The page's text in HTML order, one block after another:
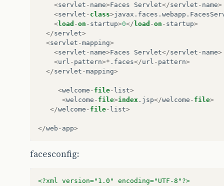
<servlet - name>Faces Servlet</servlet - name>
<servlet - class>javax . faces . webapp .
<load -on - startup>0</ load -on - startup>
</servlet>
<servlet -mapping>
<servlet - name>Faces Servlet</servlet - name>
<url - pattern>* . faces</url - pattern>
</servlet -mapping>
<welcome - file- list>
<welcome - file>index . jsp</welcome - file>
</welcome - file- list>
</web - app>
facesconfig:
<?xml version="1.0" encoding="UTF-8"?>